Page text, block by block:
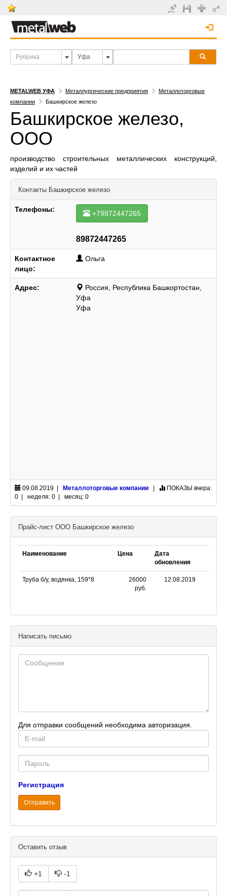
METALWEB УФА Металлургические предприятия
Металлоторговые
компании
Башкирское железо
Башкирское железо,
ООО
производство строительных металлических конструкций,
изделий и их частей
Контакты Башкирское железо
Телефоны: +79872447265
89872447265
Контактное
лицо:
Ольга
Адрес:
Россия, Республика Башкортостан,
Уфа
Уфа
09.08.2019 | Металлоторговые компании ПОКАЗЫ вчера:
0 | неделя: 0 | месяц: 0
Прайс-лист ООО Башкирское железо
Наименование Цена
Дата
обновления
Труба б/у, водянка, 159*8
26000
руб.
12.08.2019
Написать письмо
Для отправки сообщений необходима авторизация.
mail
Password
Регистрация
Отправить
Оставить отзыв
+1 -1